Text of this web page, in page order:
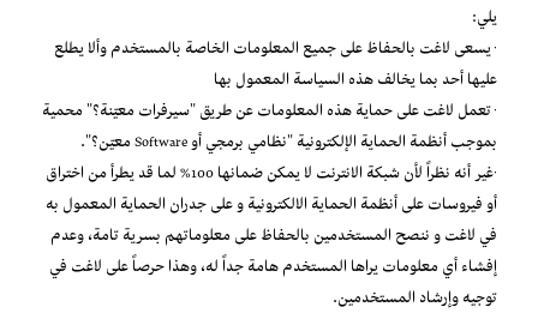
يلي:
· يسعى لاغت بالحفاظ على جميع المعلومات الخاصة بالمستخدم وألا يطلع
عليها أحد بما يخالف هذه السياسة المعمول بها
· تعمل لاغت على حماية هذه المعلومات عن طريق "سيرفرات معيّنة؟" محمية
بموجب أنظمة الحماية الإلكترونية "نظامي برمجي أو Software معيّن؟".
·غير أنه نظراً لأن شبكة الانترنت لا يمكن ضمانها 100% لما قد يطرأ من اختراق
أو فيروسات على أنظمة الحماية الالكترونية و على جدران الحماية المعمول به
في لاغت و ننصح المستخدمين بالحفاظ على معلوماتهم بسرية تامة، وعدم
إفشاء أي معلومات يراها المستخدم هامة جداً له، وهذا حرصاً على لاغت في
توجيه وإرشاد المستخدمين.